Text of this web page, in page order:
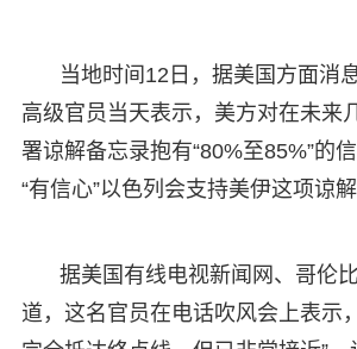
当地时间12日，据美国方面消
高级官员当天表示，美方对在未来
署谅解备忘录抱有“80%至85%”的
“有信心”以色列会支持美伊这项谅解
据美国有线电视新闻网、哥伦
道，这名官员在电话吹风会上表示